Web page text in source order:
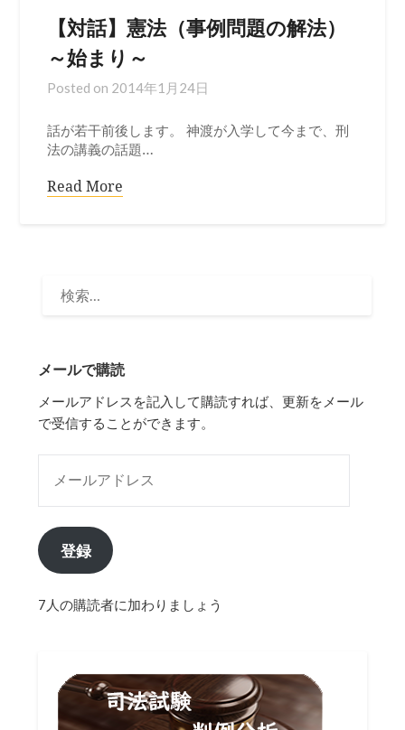
【対話】憲法（事例問題の解法）
～始まり～
Posted on 2014年1月24日
話が若干前後します。 神渡が入学して今まで、刑
法の講義の話題…
Read More
メールで購読
メールアドレスを記入して購読すれば、更新をメール
で受信することができます。
登録
7人の購読者に加わりましょう